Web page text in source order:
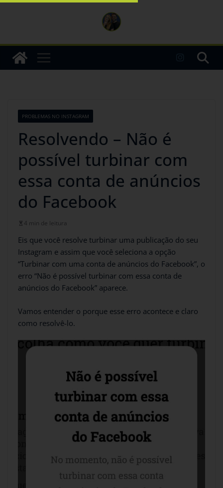
PROBLEMAS NO INSTAGRAM
Resolvendo – Não é
possível turbinar com
essa conta de anúncios
do Facebook
4 min de leitura
Eis que você resolve turbinar uma publicação do seu
Instagram e assim que você seleciona a opção
“Turbinar com uma conta de anúncios do Facebook”, o
erro “Não é possível turbinar com essa conta de
anúncios do Facebook” aparece.
Vamos entender o porque esse erro acontece e claro
como resolvê-lo.